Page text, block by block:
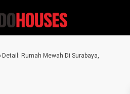
Rumah Mewah Di Surabaya,